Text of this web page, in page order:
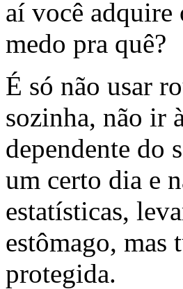
aí você adquire
medo pra quê?
É só não usar
sozinha, não ir
dependente do
um certo dia e
estatísticas,
estômago, mas
protegida.